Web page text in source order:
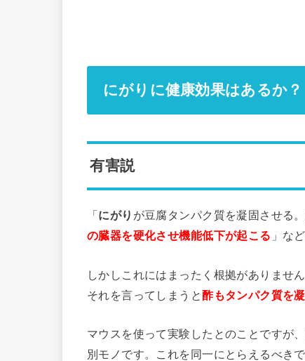
にがりに健康効果はあるか？
有害説
「にがり が豆腐タンパク質を凝固させる
の臓器を硬化させ機能低下が起こる 」な
しかしこれにはまったく根拠がありません
それを言ってしまうと酢もタンパク質を
マウスを使って実験したとのことですが
別モノです。これを同一にとらえるべき